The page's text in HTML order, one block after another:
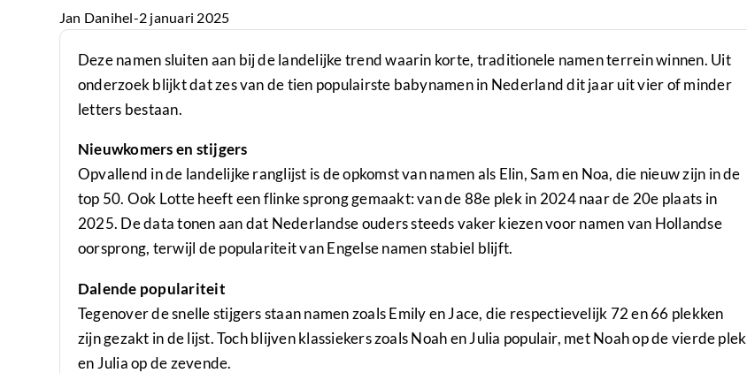
Jan Danihel-2 januari 2025
Deze namen sluiten aan bij de landelijke trend waarin korte, traditionele namen terrein winnen. Uit
onderzoek blijkt dat zes van de tien populairste babynamen in Nederland dit jaar uit vier of minder
letters bestaan.
Nieuwkomers en stijgers
Opvallend in de landelijke ranglijst is de opkomst van namen als Elin, Sam en Noa, die nieuw zijn in de
top 50. Ook Lotte heeft een flinke sprong gemaakt: van de 88e plek in 2024 naar de 20e plaats in
2025. De data tonen aan dat Nederlandse ouders steeds vaker kiezen voor namen van Hollandse
oorsprong, terwijl de populariteit van Engelse namen stabiel blijft.
Dalende populariteit
Tegenover de snelle stijgers staan namen zoals Emily en Jace, die respectievelijk 72 en 66 plekken
zijn gezakt in de lijst. Toch blijven klassiekers zoals Noah en Julia populair, met Noah op de vierde plek
en Julia op de zevende.